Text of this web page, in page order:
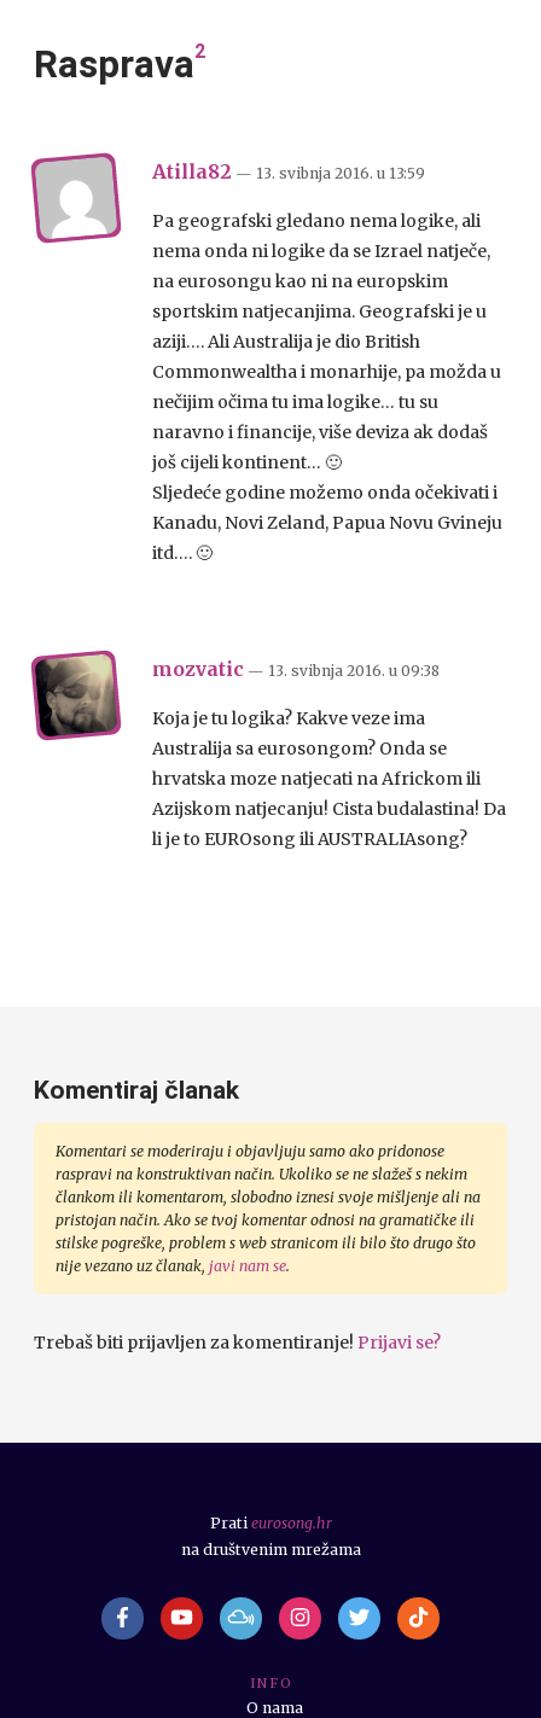
Rasprava2
Atilla82 — 13. svibnja 2016. u 13:59
Pa geografski gledano nema logike, ali
nema onda ni logike da se Izrael natječe,
na eurosongu kao ni na europskim
sportskim natjecanjima. Geografski je u
aziji…. Ali Australija je dio British
Commonwealtha i monarhije, pa možda u
nečijim očima tu ima logike… tu su
naravno i financije, više deviza ak dodaš
još cijeli kontinent… 🙂
Sljedeće godine možemo onda očekivati i
Kanadu, Novi Zeland, Papua Novu Gvineju
itd…. 🙂
mozvatic — 13. svibnja 2016. u 09:38
Koja je tu logika? Kakve veze ima
Australija sa eurosongom? Onda se
hrvatska moze natjecati na Africkom ili
Azijskom natjecanju! Cista budalastina! Da
li je to EUROsong ili AUSTRALIAsong?
Komentiraj članak
Komentari se moderiraju i objavljuju samo ako pridonose
raspravi na konstruktivan način. Ukoliko se ne slažeš s nekim
člankom ili komentarom, slobodno iznesi svoje mišljenje ali na
pristojan način. Ako se tvoj komentar odnosi na gramatičke ili
stilske pogreške, problem s web stranicom ili bilo što drugo što
nije vezano uz članak, javi nam se.
Trebaš biti prijavljen za komentiranje! Prijavi se?
I N F O
O nama
Prati eurosong.hr
na društvenim mrežama